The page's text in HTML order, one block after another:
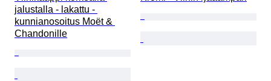
jalustalla - lakattu -
kunnianosoitus Moët &
Chandonille